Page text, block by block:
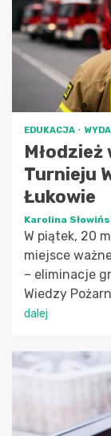
EDUKACJA
Turnieju
Łukowie
Karolina
W piątek, 20
miejsce
– eliminacje
Wiedzy
dalej